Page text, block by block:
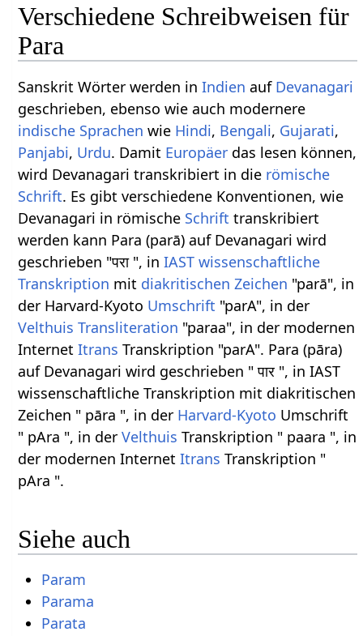
Verschiedene Schreibweisen für
Para
Sanskrit Wörter werden inIndien auf Devanagari
geschrieben, ebenso wie auch modernere
indische Sprachen wie Hindi, Bengali, Gujarati,
Panjabi, Urdu. Damit Europäer das lesen können,
wird Devanagari transkribiert in die römische
Schrift. Es gibt verschiedene Konventionen, wie
Devanagari in römische Schrift transkribiert
werden kann Para (parā) auf Devanagari wird
geschrieben "परा ", inIAST wissenschaftliche
Transkription mit diakritischen Zeichen "parā", in
der Harvard-Kyoto Umschrift "parA", in der
Velthuis Transliteration "paraa", in der modernen
InternetItrans Transkription "parA". Para (pāra)
auf Devanagari wird geschrieben " पार ", in IAST
wissenschaftliche Transkription mit diakritischen
Zeichen " pāra ", in der Harvard-Kyoto Umschrift
" pAra ", in derVelthuis Transkription " paara ", in
der modernen InternetItrans Transkription "
pAra ".
Siehe auch
Param
Parama
Parata